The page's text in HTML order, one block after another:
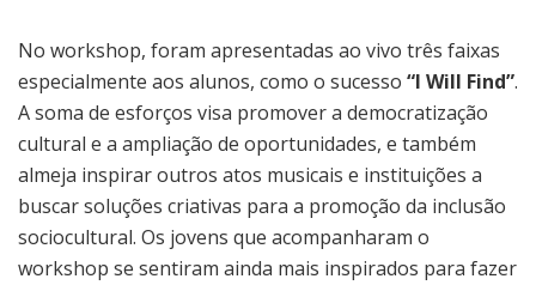
No workshop, foram apresentadas ao vivo três faixas
especialmente aos alunos, como o sucesso “I Will Find”.
A soma de esforços visa promover a democratização
cultural e a ampliação de oportunidades, e também
almeja inspirar outros atos musicais e instituições a
buscar soluções criativas para a promoção da inclusão
sociocultural. Os jovens que acompanharam o
workshop se sentiram ainda mais inspirados para fazer